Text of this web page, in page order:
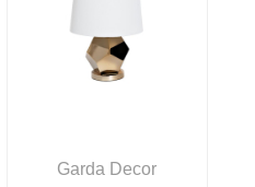
Garda Decor